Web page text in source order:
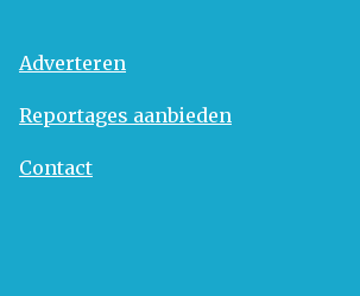
Adverteren
Reportages aanbieden
Contact